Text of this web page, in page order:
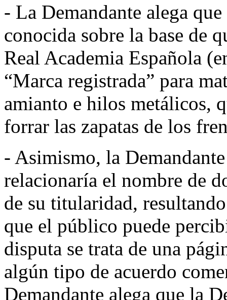
- La Demandante alega
conocida sobre la base de
Real Academia Española
“Marca registrada” para
amianto e hilos metálicos,
forrar las zapatas de los
- Asimismo, la
relacionaría el nombre de
de su titularidad,
que el público puede
disputa se trata de una
algún tipo de acuerdo
Demandante alega que la